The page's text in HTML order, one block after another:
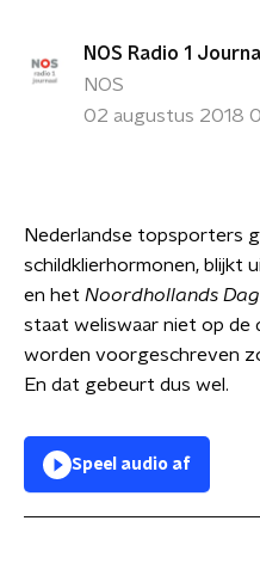
NOS Radio 1
NOS
02 augustus 2018
Nederlandse topsporters
schildklierhormonen, blijkt
en het Noordhollands
staat weliswaar niet op de
worden voorgeschreven
En dat gebeurt dus wel.
Speel audio af